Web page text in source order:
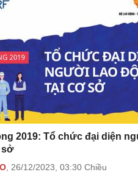
2019: Tổ chức đại diện
sở
26/12/2023, 03:30 Chiều